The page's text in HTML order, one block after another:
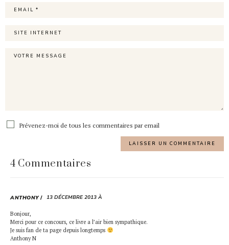
Prévenez-moi de tous les commentaires par email
4 Commentaires
ANTHONY 13 DÉCEMBRE 2013 À
Bonjour,
Merci pour ce concours, ce livre a l’air bien sympathique.
Je suis fan de ta page depuis longtemps
Anthony N